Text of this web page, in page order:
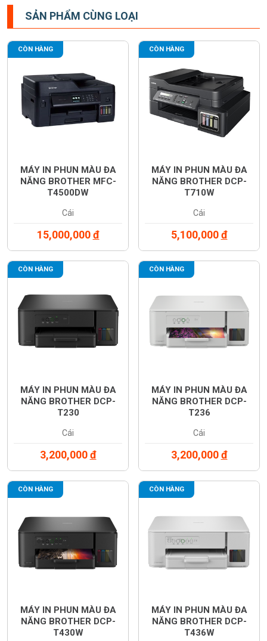
SẢN PHẨM CÙNG LOẠI
CÒN HÀNG
MÁY IN PHUN MÀU ĐA
NĂNG BROTHER MFC-
T4500DW
Cái
15,000,000đ
CÒN HÀNG
MÁY IN PHUN MÀU ĐA
NĂNG BROTHER DCP-
T710W
Cái
5,100,000đ
CÒN HÀNG
MÁY IN PHUN MÀU ĐA
NĂNG BROTHER DCP-
T230
Cái
3,200,000đ
CÒN HÀNG
MÁY IN PHUN MÀU ĐA
NĂNG BROTHER DCP-
T236
Cái
3,200,000đ
CÒN HÀNG
MÁY IN PHUN MÀU ĐA
NĂNG BROTHER DCP-
T430W
CÒN HÀNG
MÁY IN PHUN MÀU ĐA
NĂNG BROTHER DCP-
T436W